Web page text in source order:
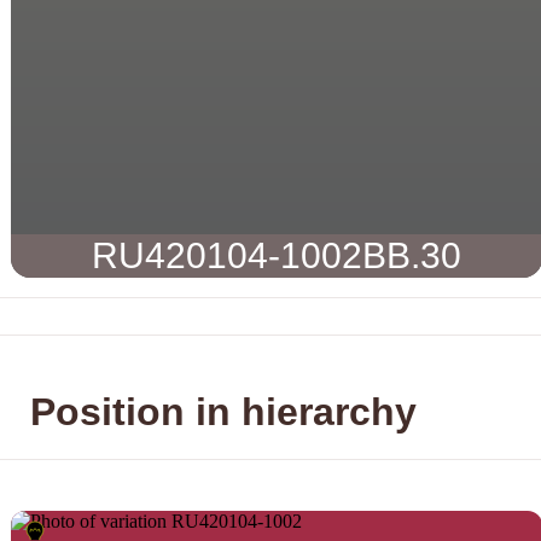
RU420104-1002BB.30
Position in hierarchy